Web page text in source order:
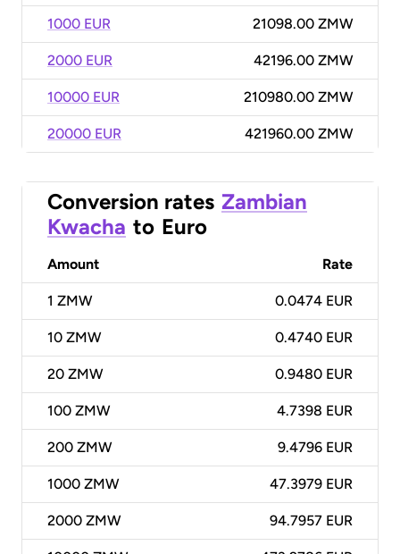
1000 EUR 21098.00 ZMW
2000 EUR 42196.00 ZMW
10000 EUR 210980.00 ZMW
20000 EUR 421960.00 ZMW
Conversion rates Zambian
Kwacha to Euro
Amount Rate
1 ZMW 0.0474 EUR
10 ZMW 0.4740 EUR
20 ZMW 0.9480 EUR
100 ZMW 4.7398 EUR
200 ZMW 9.4796 EUR
1000 ZMW 47.3979 EUR
2000 ZMW 94.7957 EUR